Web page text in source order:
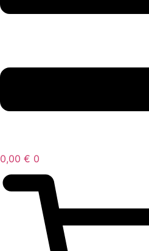
0,00 € 0